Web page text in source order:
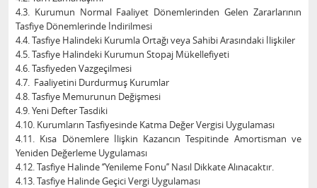
4.3. Kurumun Normal Faaliyet Dönemlerinden Gelen Zararlarının
Tasfiye Dönemlerinde İndirilmesi
4.4. Tasfiye Halindeki Kurumla Ortağı veya Sahibi Arasındaki İlişkiler
4.5. Tasfiye Halindeki Kurumun Stopaj Mükellefiyeti
4.6. Tasfiyeden Vazgeçilmesi
4.7. Faaliyetini Durdurmuş Kurumlar
4.8. Tasfiye Memurunun Değişmesi
4.9. Yeni Defter Tasdiki
4.10. Kurumların Tasfiyesinde Katma Değer Vergisi Uygulaması
4.11. Kısa Dönemlere İlişkin Kazancın Tespitinde Amortisman ve
Yeniden Değerleme Uygulaması
4.12. Tasfiye Halinde ‘’Yenileme Fonu’’ Nasıl Dikkate Alınacaktır.
4.13. Tasfiye Halinde Geçici Vergi Uygulaması